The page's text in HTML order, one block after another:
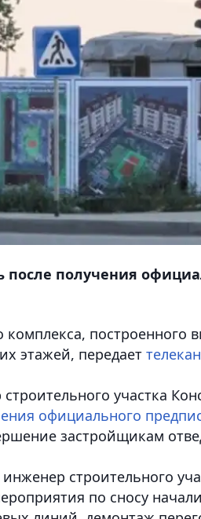
получения
построенного
этажей, передает
участка
официального
застройщикам
строительного
по сносу